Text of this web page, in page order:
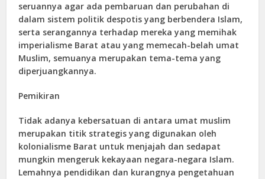
seruannya agar ada pembaruan dan perubahan di
dalam sistem politik despotis yang berbendera Islam,
serta serangannya terhadap mereka yang memihak
imperialisme Barat atau yang memecah-belah umat
Muslim, semuanya merupakan tema-tema yang
diperjuangkannya.
Pemikiran
Tidak adanya kebersatuan di antara umat muslim
merupakan titik strategis yang digunakan oleh
kolonialisme Barat untuk menjajah dan sedapat
mungkin mengeruk kekayaan negara-negara Islam.
Lemahnya pendidikan dan kurangnya pengetahuan